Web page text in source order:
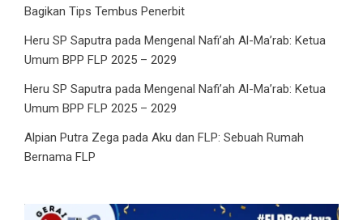
Bagikan Tips Tembus Penerbit
Heru SP Saputra pada Mengenal Nafi’ah Al-Ma’rab: Ketua
Umum BPP FLP 2025 – 2029
Heru SP Saputra pada Mengenal Nafi’ah Al-Ma’rab: Ketua
Umum BPP FLP 2025 – 2029
Alpian Putra Zega pada Aku dan FLP: Sebuah Rumah
Bernama FLP